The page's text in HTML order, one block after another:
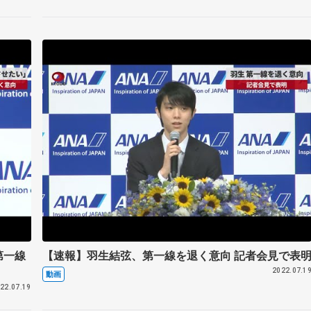
一線 【速報】羽生結弦、第一線を退く意向 記者会見で表明
動画 2022.07.19